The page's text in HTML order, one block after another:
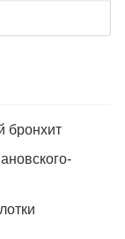
бронхит